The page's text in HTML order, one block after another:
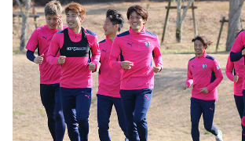
初めて観戦ガイド キッズ向けサービス グルメ
観戦マナー&ルール ビジターサポーター観戦ガイ
スタジアム
YANMAR HANASAKA STADIUM
DAZNで観戦
DAZNで観戦
サポートする
パートナー企業募集中 セレッソ大阪VISAカード
セレッソアイデアちょうだいな 応援商店街
Lise（ライセンスビジネス）
サステナビリティ
サステナビリティポリシー SDGsのゴール
イン
活動レポート
SPORT POSITIVE LEAGUES 取り組
ファンクラブ
SAKURA SOCIO SAKURA POINT Program 招待
まいセレチケット 会員規定 婚姻届・出生届・命
ニュース
ニュース
すべて チーム グッズ チケット イベント ファ
ホームタウン
パートナー スポーツクラブ メディ
レディース
アカデミー